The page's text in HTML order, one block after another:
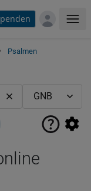
Psalmen